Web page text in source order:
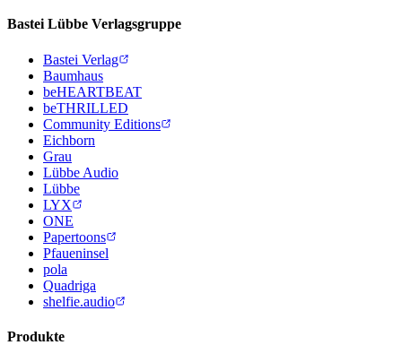
Bastei Lübbe Verlagsgruppe
Bastei Verlag
Baumhaus
beHEARTBEAT
beTHRILLED
Community Editions
Eichborn
Grau
Lübbe Audio
Lübbe
LYX
ONE
Papertoons
Pfaueninsel
pola
Quadriga
shelfie.audio
Produkte